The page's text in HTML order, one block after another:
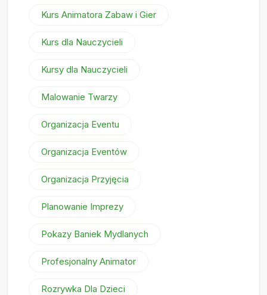
Kurs Animatora Zabaw i Gier
Kurs dla Nauczycieli
Kursy dla Nauczycieli
Malowanie Twarzy
Organizacja Eventu
Organizacja Eventów
Organizacja Przyjęcia
Planowanie Imprezy
Pokazy Baniek Mydlanych
Profesjonalny Animator
Rozrywka Dla Dzieci